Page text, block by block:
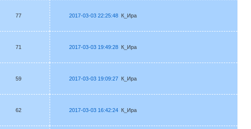
77 2017-03-03 22:25:48 К_Ира
71 2017-03-03 19:49:28 К_Ира
59 2017-03-03 19:09:27 К_Ира
62 2017-03-03 16:42:24 К_Ира